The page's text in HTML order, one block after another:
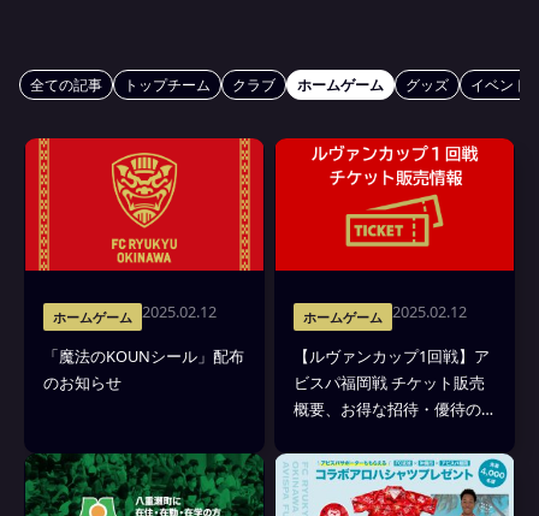
全ての記事 トップチーム クラブ ホームゲーム グッズ イベント
ホームゲーム 2025.02.12
「魔法のKOUNシール」配布
のお知らせ
ホームゲーム 2025.02.12
【ルヴァンカップ1回戦】ア
ビスパ福岡戦 チケット販売
概要、お得な招待・優待の